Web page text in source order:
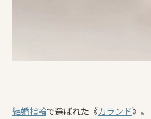
結婚指輪で選ばれた《カランド》。